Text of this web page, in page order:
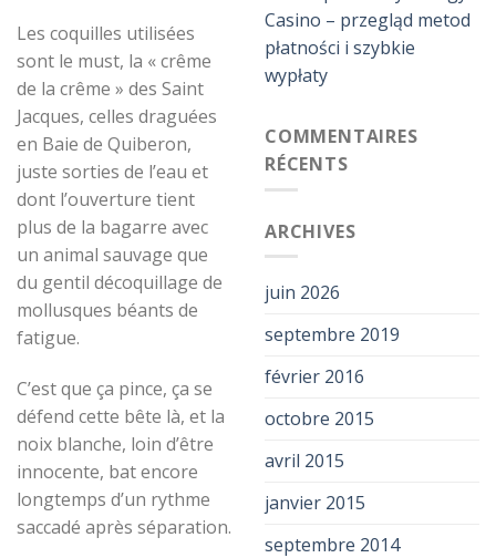
Les coquilles utilisées
sont le must, la « crême
de la crême » des Saint
Jacques, celles draguées
en Baie de Quiberon,
juste sorties de l’eau et
dont l’ouverture tient
plus de la bagarre avec
un animal sauvage que
du gentil décoquillage de
mollusques béants de
fatigue.
C’est que ça pince, ça se
défend cette bête là, et la
noix blanche, loin d’être
innocente, bat encore
longtemps d’un rythme
saccadé après séparation.
Casino – przegląd metod
płatności i szybkie
wypłaty
COMMENTAIRES
RÉCENTS
ARCHIVES
juin 2026
septembre 2019
février 2016
octobre 2015
avril 2015
janvier 2015
septembre 2014